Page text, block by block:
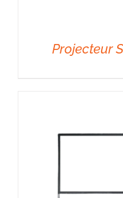
Projecteur